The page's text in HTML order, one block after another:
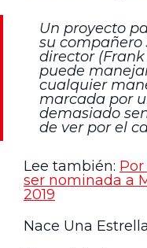
Un proyecto
su compañero
director
puede
cualquier
marcada por
demasiado
de ver por el
Lee también:
ser nominada a
2019
Nace Una Estrella